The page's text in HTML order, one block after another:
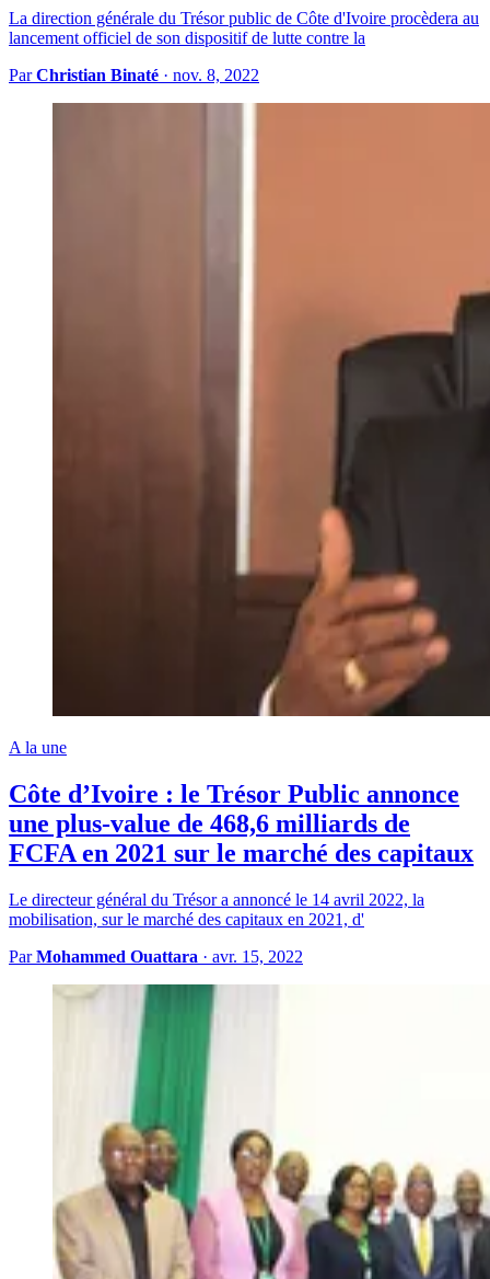
La direction générale du Trésor public de Côte d'Ivoire procèdera au
lancement officiel de son dispositif de lutte contre la
ParChristian Binaté · nov. 8, 2022
A la une
Côte d’Ivoire : le Trésor Public annonce
une plus-value de 468,6 milliards de
FCFA en 2021 sur le marché des capitaux
Le directeur général du Trésor a annoncé le 14 avril 2022, la
mobilisation, sur le marché des capitaux en 2021, d'
ParMohammed Ouattara · avr. 15, 2022